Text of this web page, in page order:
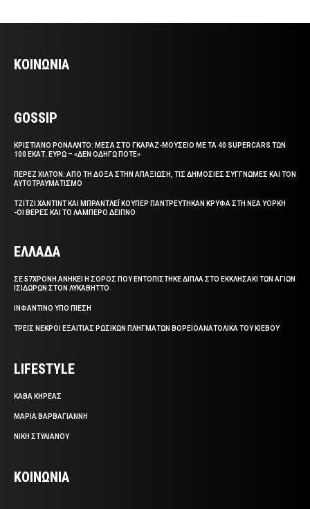
ΚΟΙΝΩΝΙΑ
GOSSIP
ΚΡΙΣΤΙΑΝΟ ΡΟΝΑΛΝΤΟ: ΜΕΣΑ ΣΤΟ ΓΚΑΡΑΖ-ΜΟΥΣΕΙΟ ΜΕ ΤΑ 40 SUPERCARS ΤΩΝ
100 ΕΚΑΤ. ΕΥΡΩ – «ΔΕΝ ΟΔΗΓΩ ΠΟΤΕ»
ΠΕΡΕΖ ΧΙΛΤΟΝ: ΑΠΟ ΤΗ ΔΟΞΑ ΣΤΗΝ ΑΠΑΞΙΩΣΗ, ΤΙΣ ΔΗΜΟΣΙΕΣ ΣΥΓΓΝΩΜΕΣ ΚΑΙ ΤΟΝ
ΑΥΤΟΤΡΑΥΜΑΤΙΣΜΟ
ΤΖΙΤΖΙ ΧΑΝΤΙΝΤ ΚΑΙ ΜΠΡΑΝΤΛΕΪ ΚΟΥΠΕΡ ΠΑΝΤΡΕΥΤΗΚΑΝ ΚΡΥΦΑ ΣΤΗ ΝΕΑ ΥΟΡΚΗ
-ΟΙ ΒΕΡΕΣ ΚΑΙ ΤΟ ΛΑΜΠΕΡΟ ΔΕΙΠΝΟ
ΕΛΛΑΔΑ
ΣΕ 57ΧΡΟΝΗ ΑΝΗΚΕΙ Η ΣΟΡΟΣ ΠΟΥ ΕΝΤΟΠΙΣΤΗΚΕ ΔΙΠΛΑ ΣΤΟ ΕΚΚΛΗΣΑΚΙ ΤΩΝ ΑΓΙΩΝ
ΙΣΙΔΩΡΩΝ ΣΤΟΝ ΛΥΚΑΒΗΤΤΟ
ΙΝΦΑΝΤΙΝΟ ΥΠΟ ΠΙΕΣΗ
ΤΡΕΙΣ ΝΕΚΡΟΙ ΕΞΑΙΤΙΑΣ ΡΩΣΙΚΩΝ ΠΛΗΓΜΑΤΩΝ ΒΟΡΕΙΟΑΝΑΤΟΛΙΚΑ ΤΟΥ ΚΙΕΒΟΥ
LIFESTYLE
ΚΑΒΑ ΚΗΡΕΑΣ
ΜΑΡΙΑ ΒΑΡΒΑΓΙΑΝΝΗ
ΝΙΚΗ ΣΤΥΛΙΑΝΟΥ
ΚΟΙΝΩΝΙΑ